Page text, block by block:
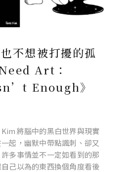
不想被打擾的孤
Art：
Enough》
將腦中的黑白世界與現實
起，幽默中帶點諷刺、卻又
多事情並不一定如看到的那
己以為的東西換個角度看後